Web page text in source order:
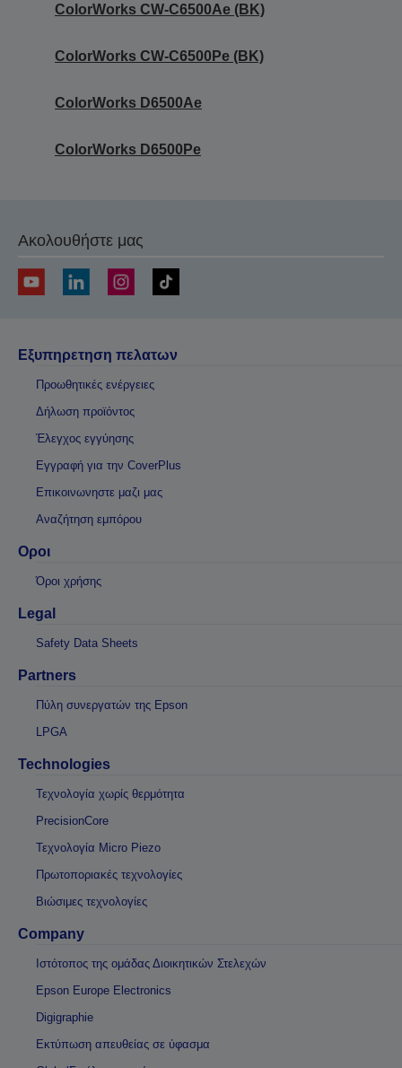
ColorWorks CW-C6500Ae (BK)
ColorWorks CW-C6500Pe (BK)
ColorWorks D6500Ae
ColorWorks D6500Pe
Ακολουθήστε μας
Εξυπηρετηση πελατων
Προωθητικές ενέργειες
Δήλωση προϊόντος
Έλεγχος εγγύησης
Εγγραφή για την CoverPlus
Επικοινωνηστε μαζι μας
Αναζήτηση εμπόρου
Οροι
Όροι χρήσης
Legal
Safety Data Sheets
Partners
Πύλη συνεργατών της Epson
LPGA
Technologies
Τεχνολογία χωρίς θερμότητα
PrecisionCore
Τεχνολογία Micro Piezo
Πρωτοποριακές τεχνολογίες
Βιώσιμες τεχνολογίες
Company
Ιστότοπος της ομάδας Διοικητικών Στελεχών
Epson Europe Electronics
Digigraphie
Εκτύπωση απευθείας σε ύφασμα